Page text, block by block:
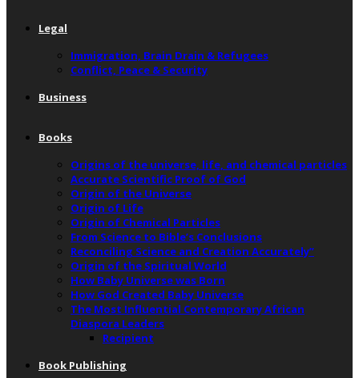
Legal
Immigration, Brain Drain & Refugees
Conflict, Peace & Security
Business
Books
Origins of the universe, life, and chemical particles
Accurate Scientific Proof of God
Origin of the Universe
Origin of Life
Origin of Chemical Particles
From Science to Bible’s Conclusions
Reconciling Science and Creation Accurately”
Origin of the Spiritual World
How Baby Universe was Born
How God Created Baby Universe
The Most Influential Contemporary African
Diaspora Leaders
Recipient
Book Publishing